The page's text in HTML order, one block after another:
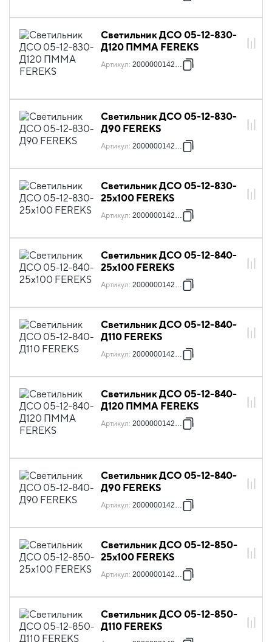
Светильник ДСО 05-12-830-
Д120 ПММА FEREKS
Артикул: 2000000142210
Светильник ДСО 05-12-830-
Д90 FEREKS
Артикул: 2000000142227
Светильник ДСО 05-12-830-
25x100 FEREKS
Артикул: 2000000142234
Светильник ДСО 05-12-840-
25x100 FEREKS
Артикул: 2000000142241
Светильник ДСО 05-12-840-
Д110 FEREKS
Артикул: 2000000142258
Светильник ДСО 05-12-840-
Д120 ПММА FEREKS
Артикул: 2000000142265
Светильник ДСО 05-12-840-
Д90 FEREKS
Артикул: 2000000142272
Светильник ДСО 05-12-850-
25х100 FEREKS
Артикул: 2000000142289
Светильник ДСО 05-12-850-
Д110 FEREKS